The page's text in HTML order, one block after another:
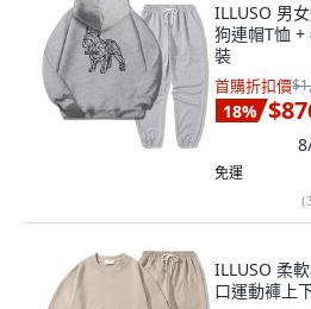
ILLUSO 男
狗連帽T恤
裝
首購折扣價
18%
免運
(
ILLUSO 柔
口運動褲上